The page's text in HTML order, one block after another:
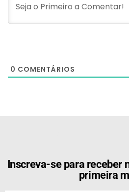
0 COMENTÁRIOS
Inscreva-se para receber
primeira